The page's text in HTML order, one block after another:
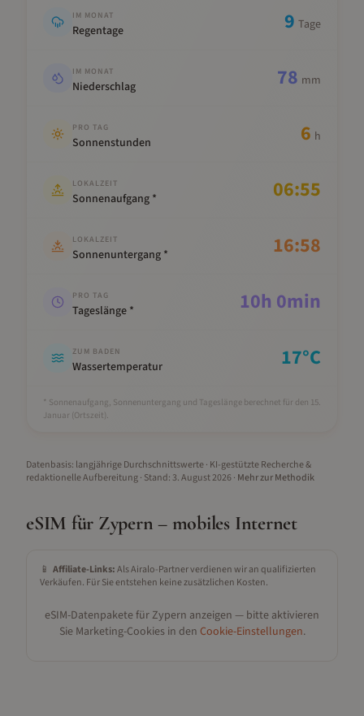
IM MONAT
Regentage 9 Tage
IM MONAT
Niederschlag 78 mm
PRO TAG
Sonnenstunden 6 h
LOKALZEIT
Sonnenaufgang * 06:55
LOKALZEIT
Sonnenuntergang * 16:58
PRO TAG
Tageslänge * 10h 0min
ZUM BADEN
Wassertemperatur 17°C
* Sonnenaufgang, Sonnenuntergang und Tageslänge berechnet für den 15.
Januar (Ortszeit).
Datenbasis: langjährige Durchschnittswerte · KI-gestützte Recherche &
redaktionelle Aufbereitung· Stand: 3. August 2026· Mehr zur Methodik
eSIM für Zypern – mobiles Internet
📱 Affiliate-Links:Als Airalo-Partner verdienen wir an qualifizierten
Verkäufen. Für Sie entstehen keine zusätzlichen Kosten.
eSIM-Datenpakete fürZypern anzeigen — bitte aktivieren
Sie Marketing-Cookies in den Cookie-Einstellungen.